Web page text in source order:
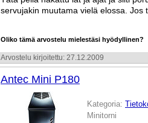
servujakin muutama vielä elossa. Jos
Oliko tämä arvostelu mielestäsi hyödyllinen?
Arvostelu kirjoitettu: 27.12.2009
Antec Mini P180
Kategoria:
Minitorni